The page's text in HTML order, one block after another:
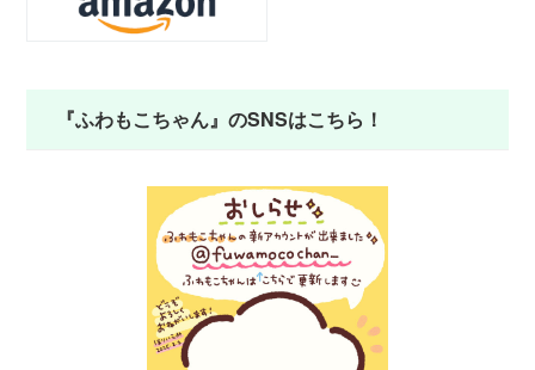
『ふわもこちゃん』のSNSはこちら！